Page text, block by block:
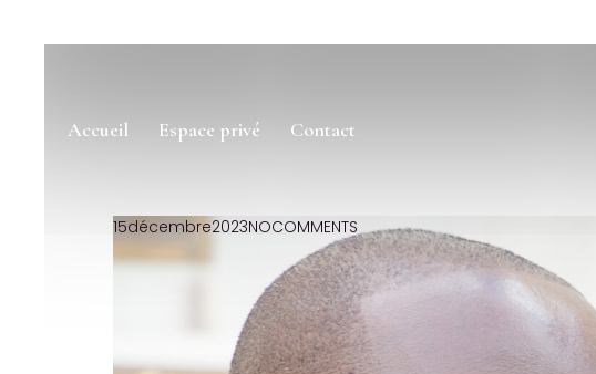
Accueil Espace privé Contact
15décembre2023NOCOMMENTS